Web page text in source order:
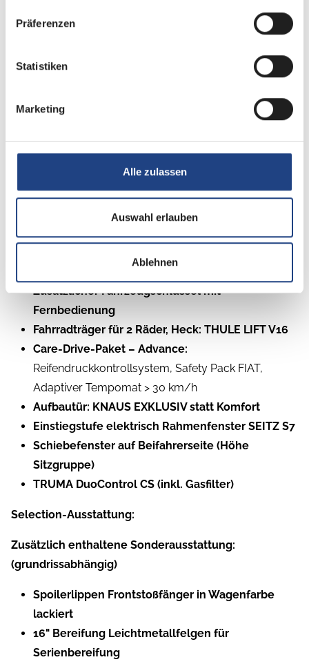
Präferenzen
Statistiken
Marketing
Alle zulassen
Auswahl erlauben
Ablehnen
Partner für Paare und kleine Familien setzt der L!VE TI
unschlagbaren SELECTION Preis!
Herstellerersparnis 11.743€, sparen Sie mit unserem
Hausrabatt zusätzlich 6.005€.--> Gesamtersparnis
17.748€
Sonderausstattung:
Zusätzlicher Fahrzeugschlüssel mit
Fernbedienung
Fahrradträger für 2 Räder, Heck: THULE LIFT V16
Care-Drive-Paket – Advance:
Reifendruckkontrollsystem, Safety Pack FIAT,
Adaptiver Tempomat > 30 km/h
Aufbautür: KNAUS EXKLUSIV statt Komfort
Einstiegstufe elektrisch Rahmenfenster SEITZ S7
Schiebefenster auf Beifahrerseite (Höhe
Sitzgruppe)
TRUMA DuoControl CS (inkl. Gasfilter)
Selection-Ausstattung:
Zusätzlich enthaltene Sonderausstattung:
(grundrissabhängig)
Spoilerlippen Frontstoßfänger in Wagenfarbe
lackiert
16" Bereifung Leichtmetallfelgen für
Serienbereifung